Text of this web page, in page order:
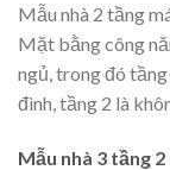
Mẫu nhà 2 tầng
Mặt bằng công
ngủ, trong đó
đình, tầng 2 là
Mẫu nhà 3 tầng